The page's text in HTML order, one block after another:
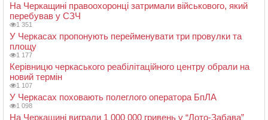
На Черкащині правоохоронці затримали військового, який
перебував у СЗЧ
1 351
У Черкасах пропонують перейменувати три провулки та
площу
1 177
Керівницю черкаського реабілітаційного центру обрали на
новий термін
1 107
У Черкасах поховають полеглого оператора БпЛА
1 098
На Черкащині виграли 1 000 000 гривень у “Лото-Забава”